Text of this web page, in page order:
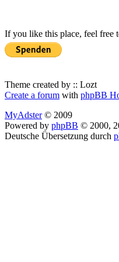
If you like this place, feel free
Theme created by :: Lozt
Create a forum with phpBB
MyAdster© 2009
Powered by phpBB © 2000,
Deutsche Übersetzung durch